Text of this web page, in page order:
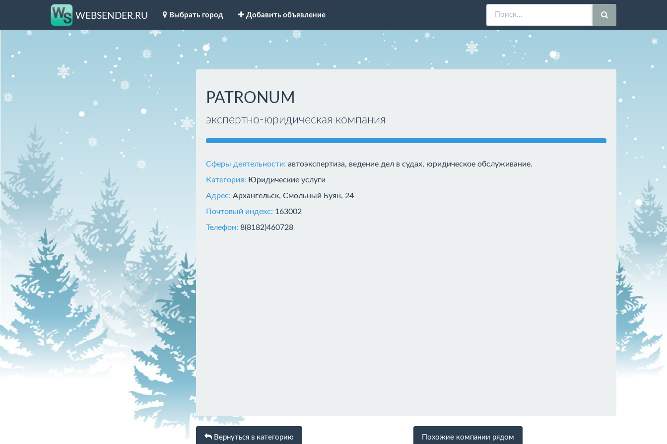
WEBSENDER.RU Выбрать город Добавить объявление
PATRONUM
экспертно-юридическая компания
Сферы деятельности: автоэкспертиза, ведение дел в судах, юридическое обслуживание.
Категория: Юридические услуги
Адрес: Архангельск, Смольный Буян, 24
Почтовый индекс: 163002
Телефон: 8(8182)460728
Вернуться в категорию Похожие компании рядом